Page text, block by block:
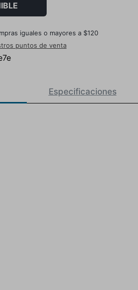
iguales o mayores a $120
puntos de venta
Especificaciones